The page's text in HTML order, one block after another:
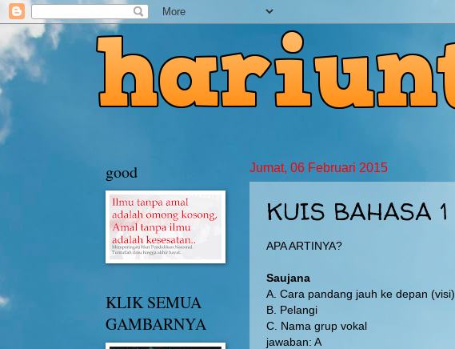
Jumat, 06 Februari 2015
KUIS BAHASA 1
APA ARTINYA?
Saujana
A. Cara pandang jauh ke depan (visi)
B. Pelangi
C. Nama grup vokal
jawaban: A
good
KLIK SEMUA
GAMBARNYA